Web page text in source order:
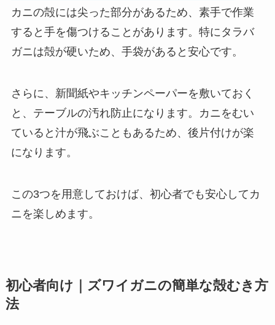
カニの殻には尖った部分があるため、素手で作業
すると手を傷つけることがあります。特にタラバ
ガニは殻が硬いため、手袋があると安心です。
さらに、新聞紙やキッチンペーパーを敷いておく
と、テーブルの汚れ防止になります。カニをむい
ていると汁が飛ぶこともあるため、後片付けが楽
になります。
この3つを用意しておけば、初心者でも安心してカ
ニを楽しめます。
初心者向け｜ズワイガニの簡単な殻むき方
法